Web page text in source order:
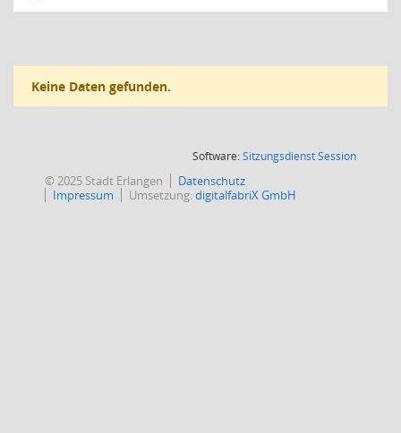
Keine Daten gefunden.
Software:SitzungsdienstSession(Wird in
© 2025 Stadt Erlangen
Datenschutz
Impressum
Umsetzung:digitalfabriX GmbH